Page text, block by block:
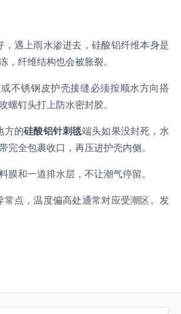
遇上雨水渗进去，硅酸铝纤维本身是
纤维结构也会被胀裂。
不锈钢皮护壳接缝必须按顺水方向搭
钉头打上防水密封胶。
方的硅酸铝针刺毯端头如果没封死，水
全包裹收口，再压进护壳内侧。
和一道排水层，不让潮气停留。
点，温度偏高处通常对应受潮区。发